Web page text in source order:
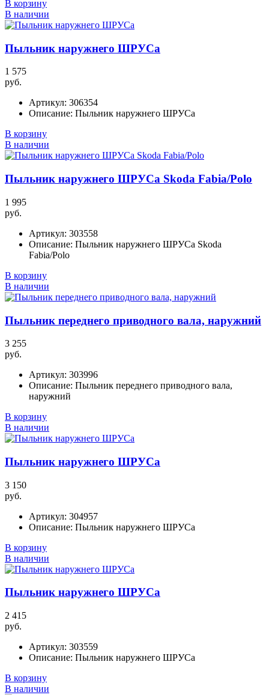
В корзину
В наличии
Пыльник наружнего ШРУСа
1 575
руб.
Артикул: 306354
Описание: Пыльник наружнего ШРУСа
В корзину
В наличии
Пыльник наружнего ШРУСа Skoda Fabia/Polo
1 995
руб.
Артикул: 303558
Описание: Пыльник наружнего ШРУСа Skoda
Fabia/Polo
В корзину
В наличии
Пыльник переднего приводного вала, наружний
3 255
руб.
Артикул: 303996
Описание: Пыльник переднего приводного вала,
наружний
В корзину
В наличии
Пыльник наружнего ШРУСа
3 150
руб.
Артикул: 304957
Описание: Пыльник наружнего ШРУСа
В корзину
В наличии
Пыльник наружнего ШРУСа
2 415
руб.
Артикул: 303559
Описание: Пыльник наружнего ШРУСа
В корзину
В наличии